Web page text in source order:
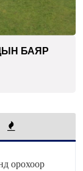
БАЯР
орохоор